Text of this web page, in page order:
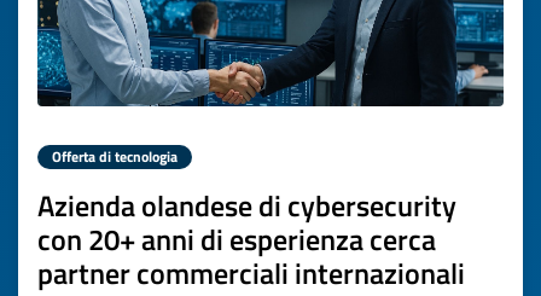
Offerta di tecnologia
Azienda olandese di cybersecurity
con 20+ anni di esperienza cerca
partner commerciali internazionali